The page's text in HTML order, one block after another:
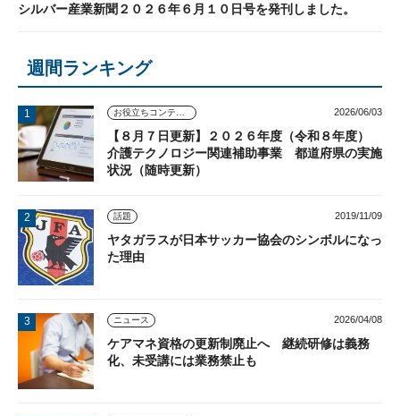
シルバー産業新聞２０２６年６月１０日号を発刊しました。
週間ランキング
2026/06/03
【８月７日更新】２０２６年度（令和８年度）
介護テクノロジー関連補助事業 都道府県の実施
状況（随時更新）
話題 2019/11/09
ヤタガラスが日本サッカー協会のシンボルになっ
た理由
ニュース 2026/04/08
ケアマネ資格の更新制廃止へ 継続研修は義務
化、未受講には業務禁止も